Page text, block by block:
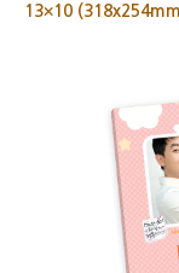
13×10